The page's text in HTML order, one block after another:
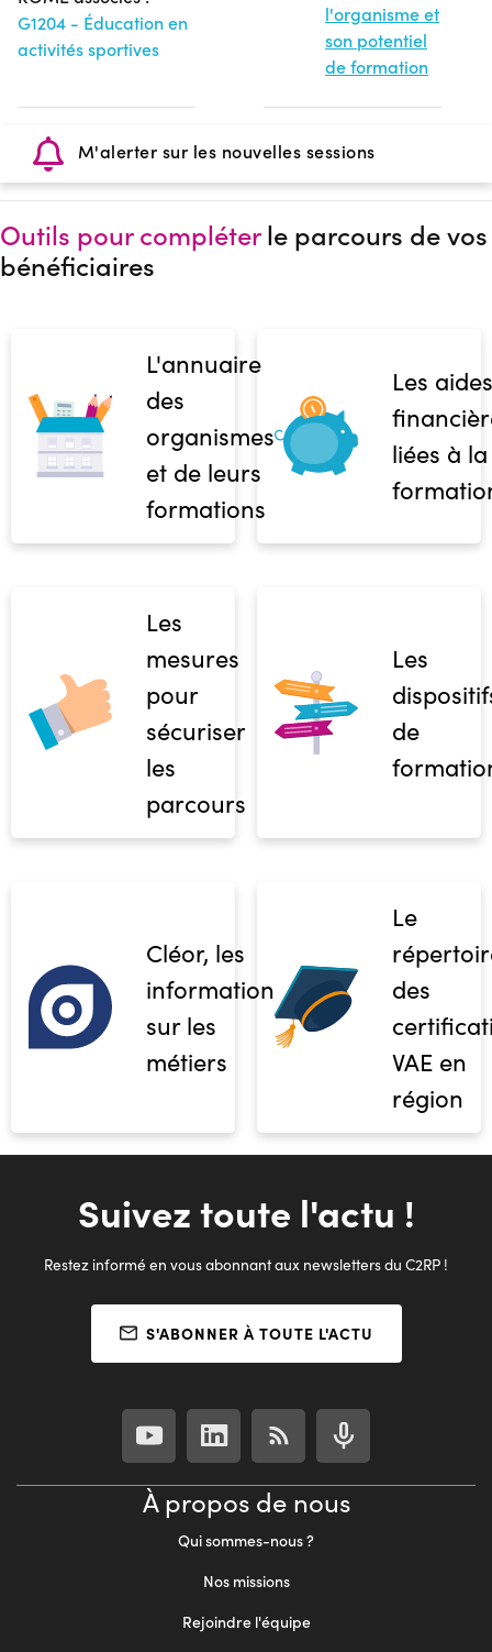
G1204 - Éducation en
activités sportives
l'organisme et
son potentiel
de formation
M'alerter sur les nouvelles sessions
Outils pour compléterle parcours de vos
bénéficiaires
L'annuaire
des
organismes
et de leurs
formations
Les aides
liées à la
Les
mesures
pour
sécuriser
les
parcours
Les
de
Cléor, les
informations
sur les
métiers
Le
des
VAE en
région
Suivez toute l'actu !
Restez informé en vous abonnant aux newsletters du C2RP !
S'ABONNER À TOUTE L'ACTU
À propos de nous
Qui sommes-nous ?
Nos missions
Rejoindre l'équipe